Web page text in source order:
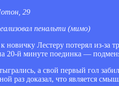
29
пенальти (мимо)
новичку Лестеру потерял из-за
20-й минуте поединка —
а свой первый гол
раз доказал, что является